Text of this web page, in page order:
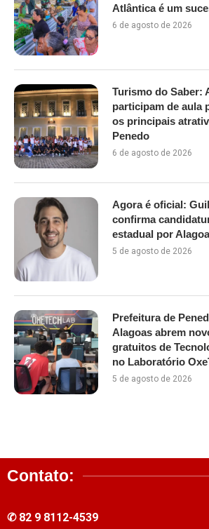
Atlântica é um
6 de agosto de 2026
Turismo do Saber:
participam de aula
os principais
Penedo
6 de agosto de 2026
Agora é oficial:
confirma
estadual por
5 de agosto de 2026
Prefeitura de
Alagoas abrem
gratuitos de
no Laboratório
5 de agosto de 2026
Contato:
✆ 82 9 8112-4539